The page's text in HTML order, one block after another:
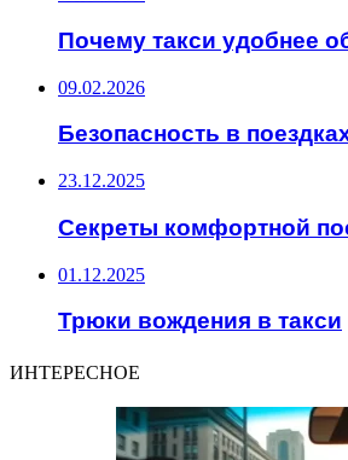
Почему такси удобнее
09.02.2026
Безопасность в
23.12.2025
Секреты комфортной
01.12.2025
Трюки вождения в такси
ИНТЕРЕСНОЕ